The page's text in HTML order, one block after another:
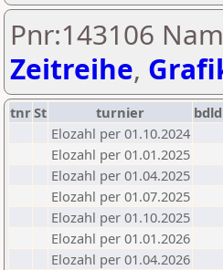
Pnr:143106
Zeitreihe,
tnrSt turnier bdld
Elozahl per 01.10.2024
Elozahl per 01.01.2025
Elozahl per 01.04.2025
Elozahl per 01.07.2025
Elozahl per 01.10.2025
Elozahl per 01.01.2026
Elozahl per 01.04.2026